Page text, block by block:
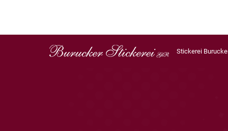
Stickerei